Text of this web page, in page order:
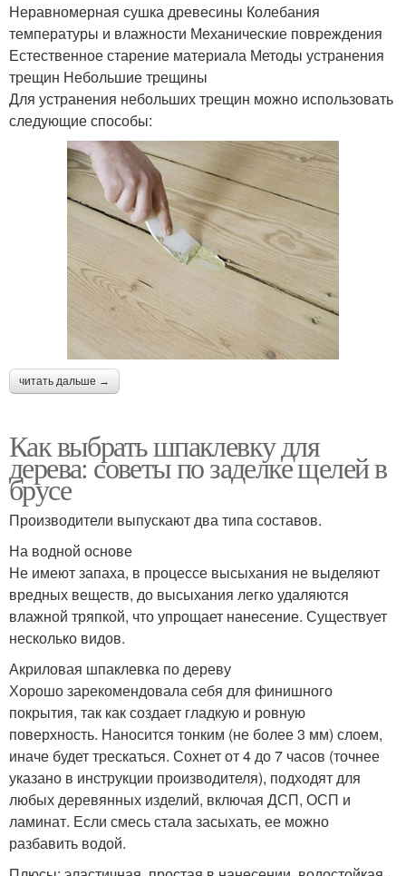
Неравномерная сушка древесины Колебания
температуры и влажности Механические повреждения
Естественное старение материала Методы устранения
трещин Небольшие трещины
Для устранения небольших трещин можно использовать
следующие способы:
читать дальше →
Как выбрать шпаклевку для
дерева: советы по заделке щелей в
брусе
Производители выпускают два типа составов.
На водной основе
Не имеют запаха, в процессе высыхания не выделяют
вредных веществ, до высыхания легко удаляются
влажной тряпкой, что упрощает нанесение. Существует
несколько видов.
Акриловая шпаклевка по дереву
Хорошо зарекомендовала себя для финишного
покрытия, так как создает гладкую и ровную
поверхность. Наносится тонким (не более 3 мм) слоем,
иначе будет трескаться. Сохнет от 4 до 7 часов (точнее
указано в инструкции производителя), подходят для
любых деревянных изделий, включая ДСП, ОСП и
ламинат. Если смесь стала засыхать, ее можно
разбавить водой.